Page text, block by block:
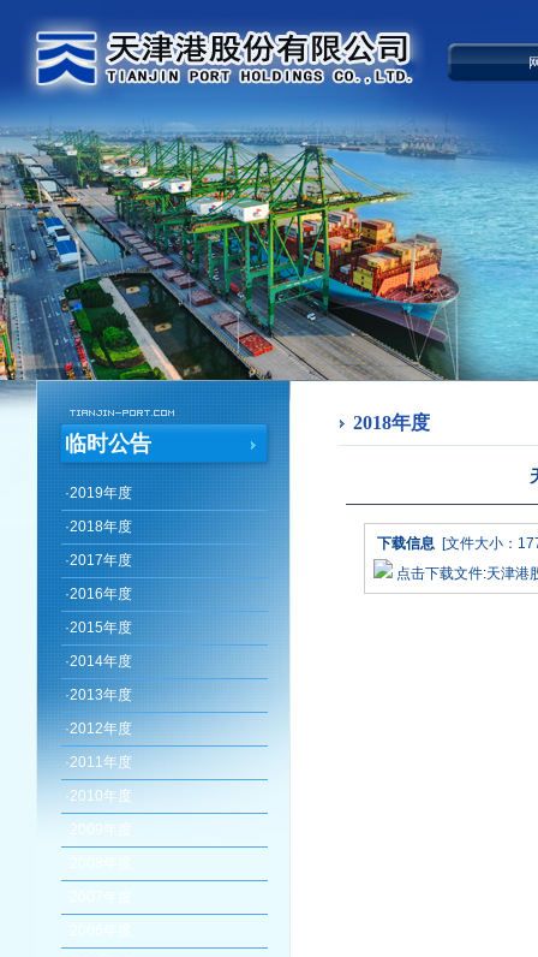
临时公告
·2019年度
·2018年度
·2017年度
·2016年度
·2015年度
·2014年度
·2013年度
·2012年度
·2011年度
·2010年度
2009年度
2018年度
下载信息[文件大小：
点击下载文件:天津港